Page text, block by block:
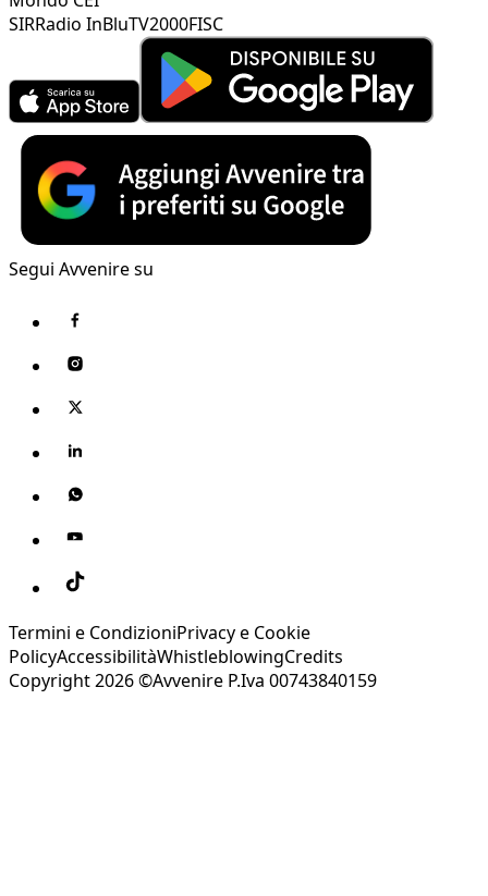
SIRRadio InBluTV2000FISC
Segui Avvenire su
Termini e CondizioniPrivacy e Cookie
PolicyAccessibilitàWhistleblowingCredits
Copyright 2026 ©Avvenire P.Iva 00743840159